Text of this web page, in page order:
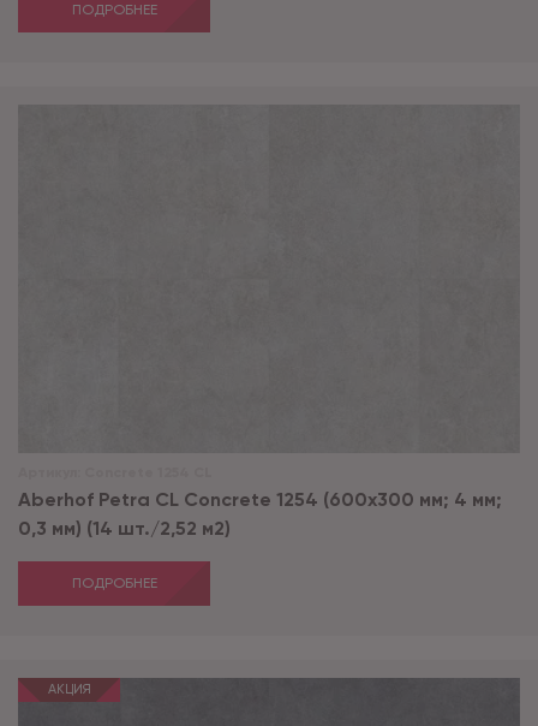
ПОДРОБНЕЕ
Aberhof Petra CL Concrete 1254 (600x300 мм; 4 мм;
0,3 мм) (14 шт./2,52 м2)
ПОДРОБНЕЕ
АКЦИЯ